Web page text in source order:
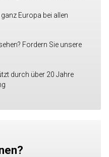
Europa bei allen
Fordern Sie unsere
durch über 20 Jahre